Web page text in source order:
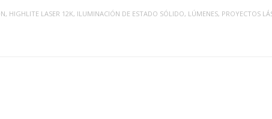
, HIGHLITE LASER 12K, ILUMINACIÓN DE ESTADO SÓLIDO, LÚMENES, PROYECTOS